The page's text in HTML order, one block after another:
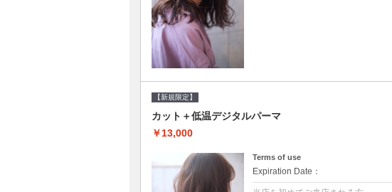
【新規限定】
カット＋低温デジタルパーマ
￥13,000
Terms of use
Expiration Date：